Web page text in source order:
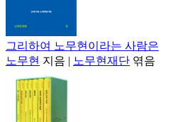
그리하여 노무현이라는 사람은
노무현 지음 | 노무현재단 엮음